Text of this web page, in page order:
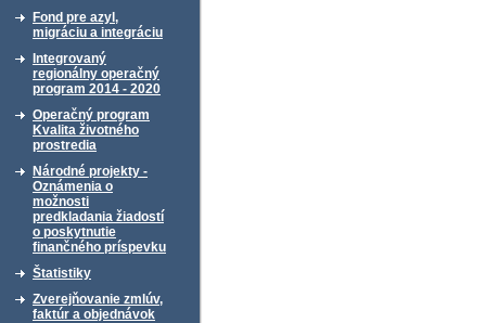
Fond pre azyl,
migráciu a integráciu
Integrovaný
regionálny operačný
program 2014 - 2020
Operačný program
Kvalita životného
prostredia
Národné projekty -
Oznámenia o
možnosti
predkladania žiadostí
o poskytnutie
finančného príspevku
Štatistiky
Zverejňovanie zmlúv,
faktúr a objednávok